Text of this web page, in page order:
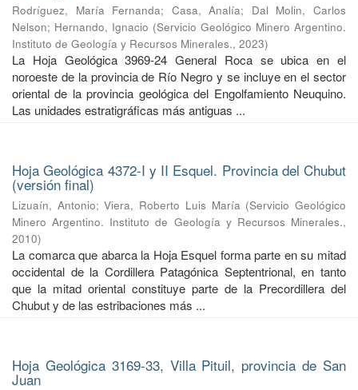
Rodríguez, María Fernanda; Casa, Analía; Dal Molin, Carlos
Nelson; Hernando, Ignacio (Servicio Geológico Minero Argentino.
Instituto de Geología y Recursos Minerales., 2023)
La Hoja Geológica 3969-24 General Roca se ubica en el
noroeste de la provincia de Río Negro y se incluye en el sector
oriental de la provincia geológica del Engolfamiento Neuquino.
Las unidades estratigráficas más antiguas ...
Hoja Geológica 4372-I y II Esquel. Provincia del Chubut
(versión final)
Lizuaín, Antonio;Viera, Roberto Luis María (Servicio Geológico
Minero Argentino. Instituto de Geología y Recursos Minerales.,
2010)
La comarca que abarca la Hoja Esquel forma parte en su mitad
occidental de la Cordillera Patagónica Septentrional, en tanto
que la mitad oriental constituye parte de la Precordillera del
Chubut y de las estribaciones más ...
Hoja Geológica 3169-33, Villa Pituil, provincia de San
Juan